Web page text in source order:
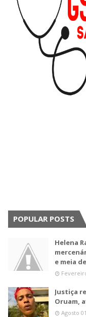
POPULAR POSTS
Helena
e meia
Justiça
Oruam,
Agosto